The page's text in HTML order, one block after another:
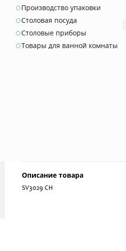
Производство упаковки
Столовая посуда
Столовые приборы
Товары для ванной комнаты
Описание товара
SV3029 СН